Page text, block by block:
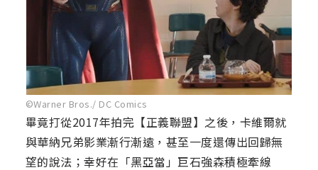
©Warner Bros./ DC Comics
畢竟打從2017年拍完【正義聯盟】之後，卡維爾就
與華納兄弟影業漸行漸遠，甚至一度還傳出回歸無
望的說法；幸好在「黑亞當」巨石強森積極牽線